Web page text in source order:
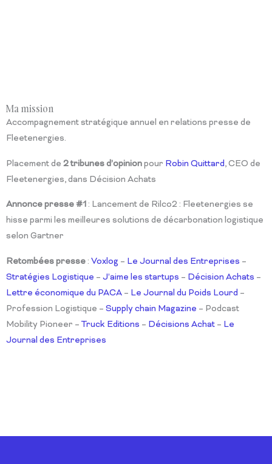
Ma mission
Accompagnement stratégique annuel en relations presse de
Fleetenergies.
Placement de 2tribunes d’opinionpour Robin Quittard, CEO de
Fleetenergies, dans Décision Achats
Annonce presse #1 : Lancement de Rilco2 : Fleetenergies se
hisse parmi les meilleures solutions de décarbonation logistique
selon Gartner
Retombées presse : Voxlog – Le Journal des Entreprises –
Stratégies Logistique – J’aime les startups – Décision Achats –
Lettre économique du PACA – Le Journal du Poids Lourd –
Profession Logistique – Supply chain Magazine – Podcast
Mobility Pioneer –Truck Editions – Décisions Achat – Le
Journal des Entreprises